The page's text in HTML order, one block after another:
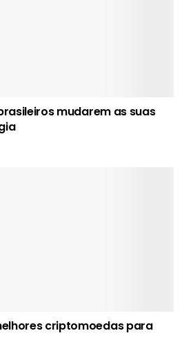
mudarem as suas
criptomoedas para